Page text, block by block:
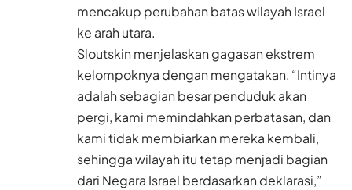
mencakup perubahan batas wilayah Israel
ke arah utara.
Sloutskin menjelaskan gagasan ekstrem
kelompoknya dengan mengatakan, “Intinya
adalah sebagian besar penduduk akan
pergi, kami memindahkan perbatasan, dan
kami tidak membiarkan mereka kembali,
sehingga wilayah itu tetap menjadi bagian
dari Negara Israel berdasarkan deklarasi,”